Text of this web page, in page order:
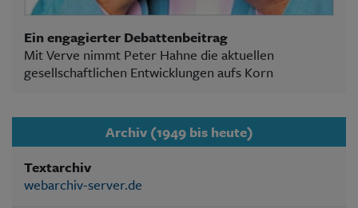
Ein engagierter Debattenbeitrag
Mit Verve nimmt Peter Hahne die aktuellen
gesellschaftlichen Entwicklungen aufs Korn
Archiv (1949 bis heute)
Textarchiv
webarchiv-server.de